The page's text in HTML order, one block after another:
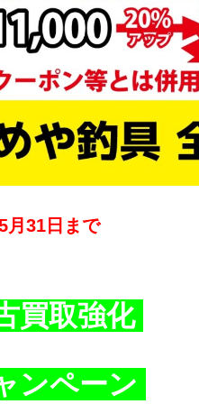
月31日まで
買取強化
ンペーン